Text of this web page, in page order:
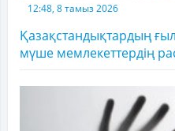
12:48, 8 тамыз 2026
Қазақстандықтардың
мүше мемлекеттердің